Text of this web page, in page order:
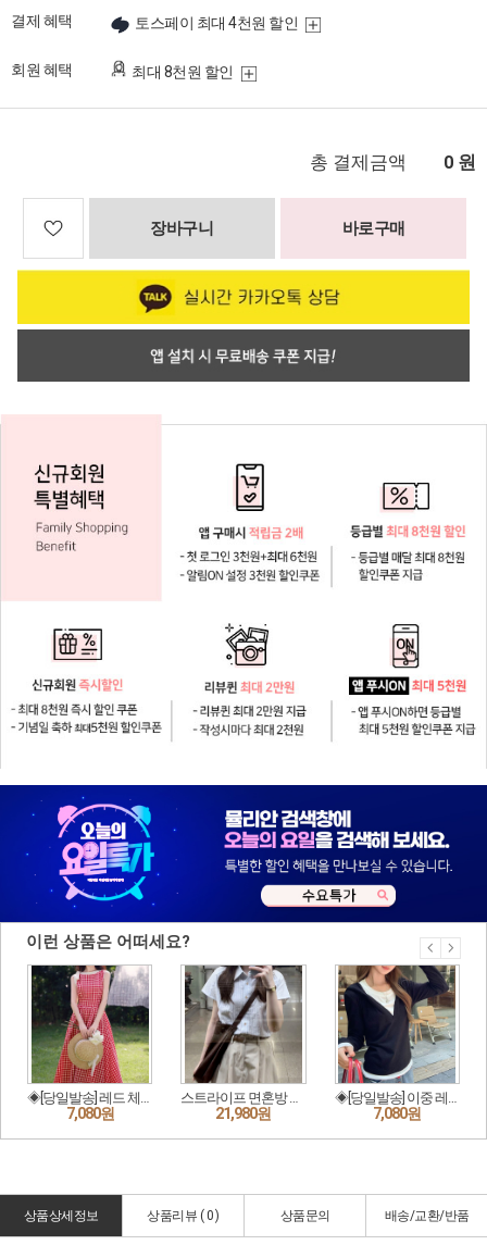
결제 혜택 토스페이 최대 4천원 할인
회원 혜택 최대 8천원 할인
총 결제금액 0 원
장바구니 바로구매
상품상세정보 상품리뷰 (0) 상품문의 배송/교환/반품